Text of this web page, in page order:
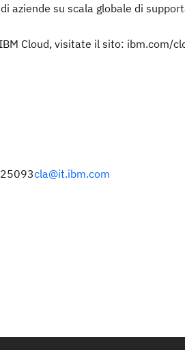
di aziende su scala globale di
Cloud, visitate il sito: ibm.com/
cla@it.ibm.com